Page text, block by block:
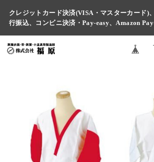
クレジットカード決済(VISA・マスターカード)
行振込、コンビニ決済・Pay-easy、Amazon